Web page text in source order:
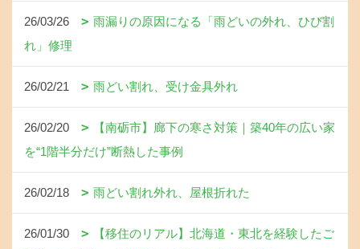
26/03/26
雨漏りの原因になる「雨どいの外れ、ひび割
れ」修理
26/02/21 雨どい割れ、受け金具外れ
26/02/20
【南砺市】廊下の寒さ対策｜築40年の広い家
を“1階半分だけ”断熱した事例
26/02/18 雨どい割れ外れ、屋根折れた
26/01/30
【移住のリアル】北海道・東北を経験したご